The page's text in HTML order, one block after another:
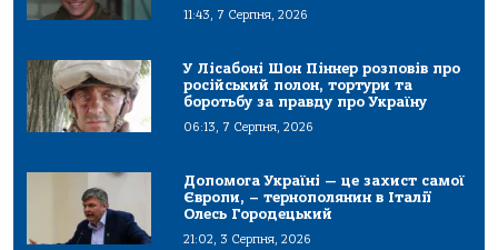
11:43, 7 Серпня, 2026
У Лісабоні Шон Піннер розповів про
російський полон, тортури та
боротьбу за правду про Україну
06:13, 7 Серпня, 2026
Допомога Україні — це захист самої
Європи, – тернополянин в Італії
Олесь Городецький
21:02, 3 Серпня, 2026